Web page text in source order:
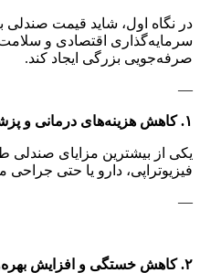
در نگاه اول، شاید قیمت صندلی
سرمایه‌گذاری اقتصادی و
صرفه‌جویی بزرگی ایجاد کند.
—
۱. کاهش هزینه‌های درمانی و پزشکی بلندمدت
یکی از بیشترین مزایای
فیزیوتراپی، دارو یا حتی
—
۲. کاهش خستگی و افزایش بهره‌وری شغلی